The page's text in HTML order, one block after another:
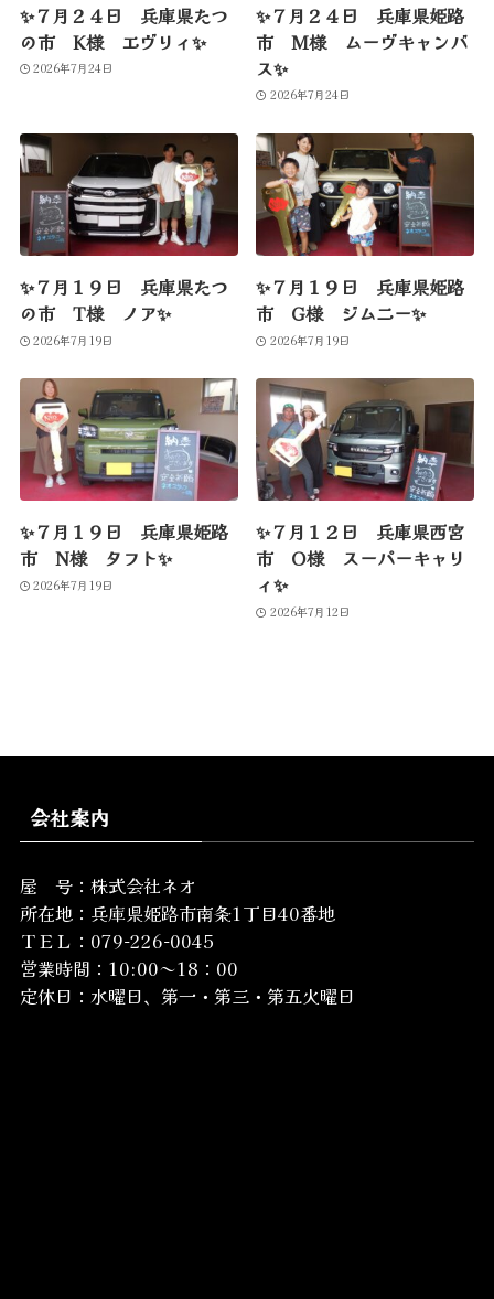
✨７月２４日 兵庫県たつ
の市 K様 エヴリィ✨
2026年7月24日
✨７月２４日 兵庫県姫路
市 M様 ムーヴキャンバ
ス✨
2026年7月24日
✨７月１９日 兵庫県たつ
の市 T様 ノア✨
2026年7月19日
✨７月１９日 兵庫県姫路
市 G様 ジムニー✨
2026年7月19日
✨７月１９日 兵庫県姫路
市 N様 タフト✨
2026年7月19日
✨７月１２日 兵庫県西宮
市 O様 スーパーキャリ
ィ✨
2026年7月12日
会社案内
屋 号：株式会社ネオ
所在地： 兵庫県姫路市南条1丁目40番地
ＴＥＬ：079-226-0045
営業時間：10:00～18：00
定休日：水曜日、第一・第三・第五火曜日